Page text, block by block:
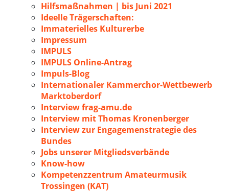
Hilfsmaßnahmen | bis Juni 2021
Ideelle Trägerschaften:
Immaterielles Kulturerbe
Impressum
IMPULS
IMPULS Online-Antrag
Impuls-Blog
Internationaler Kammerchor-Wettbewerb
Marktoberdorf
Interview frag-amu.de
Interview mit Thomas Kronenberger
Interview zur Engagemenstrategie des
Bundes
Jobs unserer Mitgliedsverbände
Know-how
Kompetenzzentrum Amateurmusik
Trossingen (KAT)